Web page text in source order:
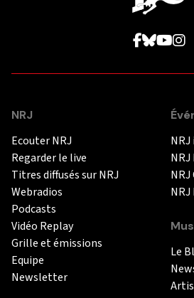
NRJ
Ecouter NRJ
Regarder le live
Titres diffusés sur NRJ
Webradios
Podcasts
Vidéo Replay
Grille et émissions
Equipe
Newsletter
NRJ
Le